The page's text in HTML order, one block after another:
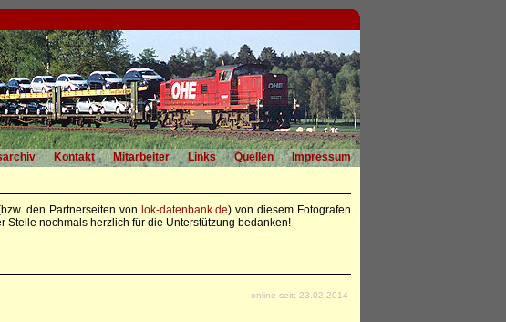
Kontakt Mitarbeiter Links Quellen
Impressum
den Partnerseiten von lok-datenbank.de) von diesem Fotografen
Stelle nochmals herzlich für die Unterstützung bedanken!
online seit: 23.02.2014